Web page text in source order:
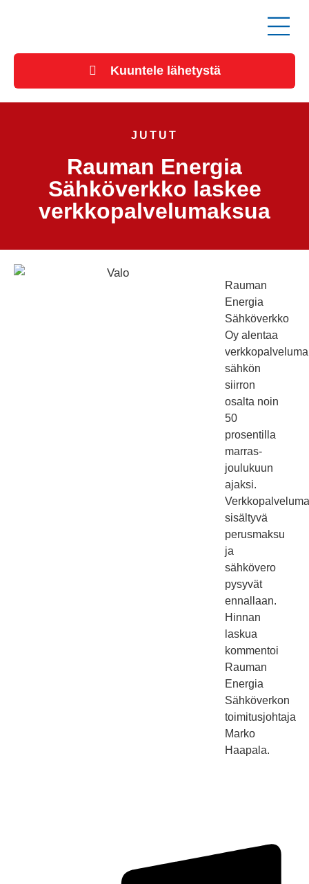
Kuuntele lähetystä
JUTUT
Rauman Energia
Sähköverkko laskee
verkkopalvelumaksua
Rauman
Energia
Sähköverkko
Oy alentaa
sähkön
siirron
osalta noin
50
prosentilla
marras-
joulukuun
ajaksi.
sisältyvä
perusmaksu
ja
sähkövero
pysyvät
ennallaan.
Hinnan
laskua
kommentoi
Rauman
Energia
Sähköverkon
toimitusjohtaja
Marko
Haapala.